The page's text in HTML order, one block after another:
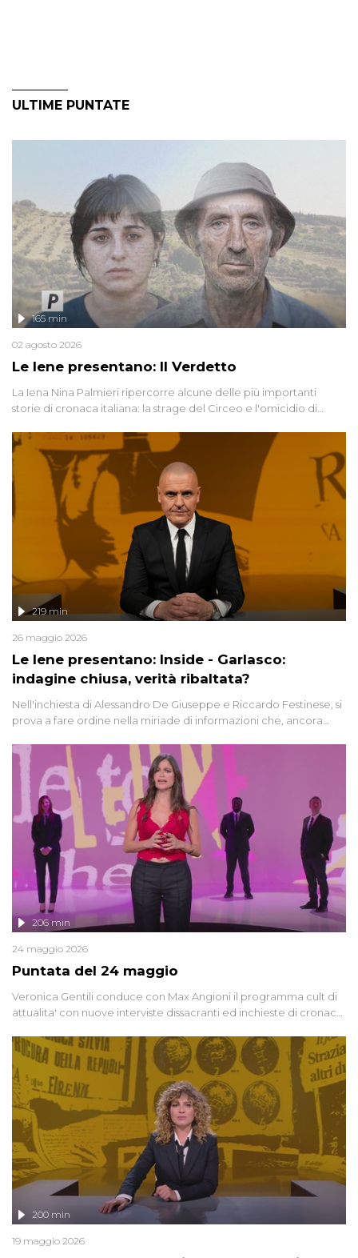
ULTIME PUNTATE
Le Iene presentano: Il Verdetto
165 min
02 agosto 2026
La Iena Nina Palmieri ripercorre alcune delle più importanti
storie di cronaca italiana: la strage del Circeo e l'omicidio di
Le Iene presentano: Inside - Garlasco:
indagine chiusa, verità ribaltata?
219 min
26 maggio 2026
Nell'inchiesta di Alessandro De Giuseppe e Riccardo Festinese, si
prova a fare ordine nella miriade di informazioni che, ancora
giudiziarie più discusse degli ultimi anni. Lo speciale ricostruisce la
vicenda mettendo in fila testimonianze, errori, dettagli
controversi e i protagonisti di un'indagine che sembra non avere
fine.
Puntata del 24 maggio
206 min
24 maggio 2026
Veronica Gentili conduce con Max Angioni il programma cult di
attualita' con nuove interviste dissacranti ed inchieste di cronaca
200 min
19 maggio 2026